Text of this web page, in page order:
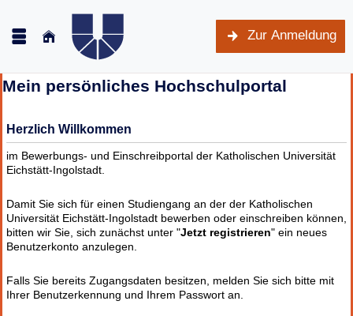
Zur Anmeldung
Mein persönliches Hochschulportal
Herzlich Willkommen
im Bewerbungs- und Einschreibportal der Katholischen Universität
Eichstätt-Ingolstadt.
Damit Sie sich für einen Studiengang an der der Katholischen
Universität Eichstätt-Ingolstadt bewerben oder einschreiben können,
bitten wir Sie, sich zunächst unter "Jetzt registrieren" ein neues
Benutzerkonto anzulegen.
Falls Sie bereits Zugangsdaten besitzen, melden Sie sich bitte mit
Ihrer Benutzerkennung und Ihrem Passwort an.